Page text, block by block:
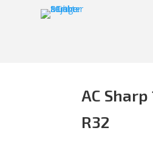
AC Sharp
R32